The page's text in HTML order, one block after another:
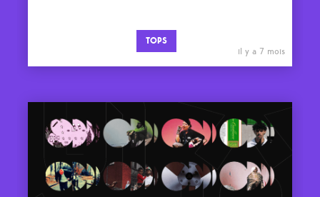
TOPS
il y a 7 mois